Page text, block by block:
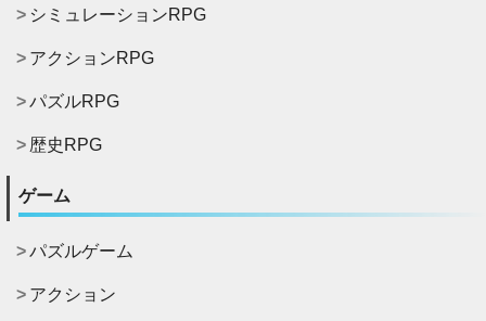
シミュレーションRPG
アクションRPG
パズルRPG
歴史RPG
ゲーム
パズルゲーム
アクション